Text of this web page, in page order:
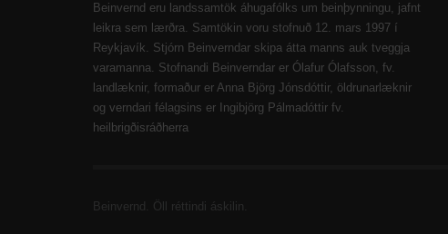
Beinvernd eru landssamtök áhugafólks um beinþynningu, jafnt
leikra sem lærðra. Samtökin voru stofnuð 12. mars 1997 í
Reykjavík. Stjórn Beinverndar skipa átta manns auk tveggja
varamanna. Stofnandi Beinverndar er Ólafur Ólafsson, fv.
landlæknir, formaður er Anna Björg Jónsdóttir, öldrunarlæknir
og verndari félagsins er Ingibjörg Pálmadóttir fv.
heilbrigðisráðherra
Beinvernd. Öll réttindi áskilin.